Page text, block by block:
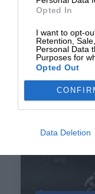
Opted In
I want to opt-
Retention,
Personal Data
Purposes for
Opted Out
Data Deletion